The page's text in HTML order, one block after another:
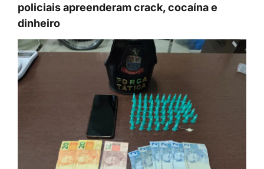
policiais apreenderam crack, cocaína e
dinheiro